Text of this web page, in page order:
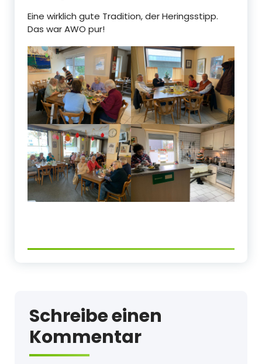
Eine wirklich gute Tradition, der Heringsstipp.
Das war AWO pur!
Schreibe einen
Kommentar